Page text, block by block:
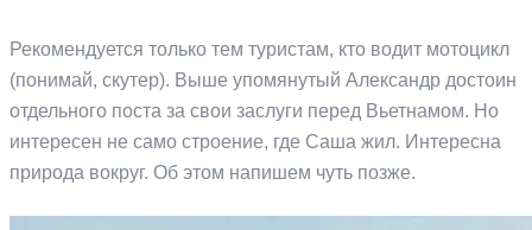
Рекомендуется только тем туристам, кто водит мотоцикл
(понимай, скутер). Выше упомянутый Александр достоин
отдельного поста за свои заслуги перед Вьетнамом. Но
интересен не само строение, где Саша жил. Интересна
природа вокруг. Об этом напишем чуть позже.